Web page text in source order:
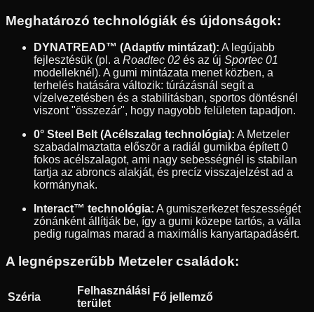
Meghatározó technológiák és újdonságok:
DYNATREAD™ (Adaptív mintázat): A legújabb
fejlesztésük (pl. a Roadtec 02 és az új Sportec 01
modelleknél). A gumi mintázata menet közben, a
terhelés hatására változik: túrázásnál segít a
vízelvezetésben és a stabilitásban, sportos döntésnél
viszont "összezár", hogy nagyobb felületen tapadjon.
0° Steel Belt (Acélszalag technológia): A Metzeler
szabadalmaztatta először a radiál gumikba épített 0
fokos acélszalagot, ami nagy sebességnél is stabilan
tartja az abroncs alakját, és precíz visszajelzést ad a
kormánynak.
Interact™ technológia: A gumiszerkezet feszességét
zónánként állítják be, így a gumi közepe tartós, a válla
pedig rugalmas marad a maximális kanyartapadásért.
A legnépszerűbb Metzeler családok:
Széria
Felhasználási
terület
Fő jellemző